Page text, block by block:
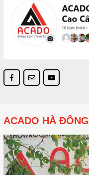
ACADO HÀ ĐÔNG